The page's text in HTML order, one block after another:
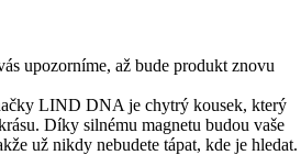
upozorníme, až bude produkt znovu
LIND DNA je chytrý kousek, který
Díky silnému magnetu budou vaše
už nikdy nebudete tápat, kde je hledat.